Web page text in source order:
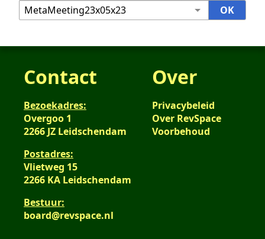
Contact
Bezoekadres:
Overgoo 1
2266 JZ Leidschendam
Postadres:
Vlietweg 15
2266 KA Leidschendam
Bestuur:
board@revspace.nl
Over
Privacybeleid
Over RevSpace
Voorbehoud